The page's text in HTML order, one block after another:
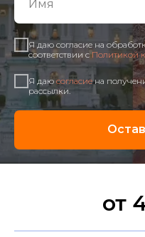
Я даю согласие на
соответствии сПолитикой
Я даюсогласиена
рассылки.
от